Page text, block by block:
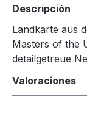
Descripción
Landkarte aus
Masters of the
detailgetreue
Valoraciones